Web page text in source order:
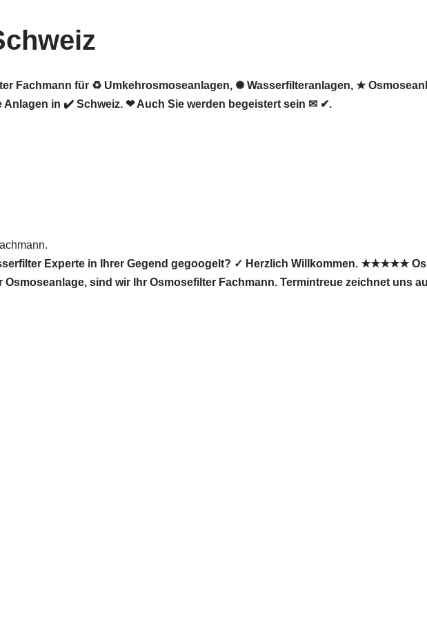
Fachmann für ♻ Umkehrosmoseanlagen, ✺ Wasserfilteranlagen, ★
in ✔️ Schweiz. ❤ Auch Sie werden begeistert sein ✉ ✔.
Experte in Ihrer Gegend gegoogelt? ✓ Herzlich Willkommen. ★★★★★
sind wir Ihr Osmosefilter Fachmann. Termintreue zeichnet uns